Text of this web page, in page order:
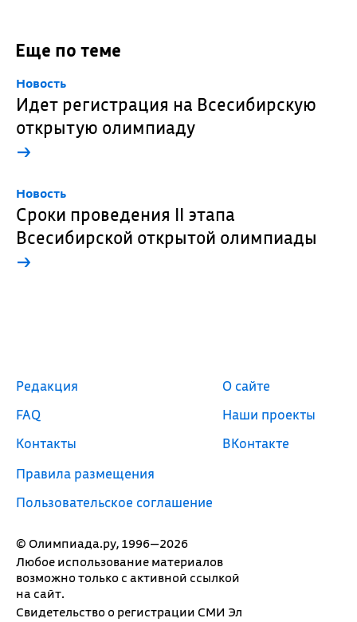
Еще по теме
Новость
Идет регистрация на Всесибирскую
открытую олимпиаду
→
Новость
Сроки проведения II этапа
Всесибирской открытой олимпиады
→
© Олимпиада.ру, 1996—2026
Любое использование материалов
возможно только с активной ссылкой
на сайт.
Свидетельство о регистрации СМИ Эл
Редакция
FAQ
Контакты
Правила размещения
Пользовательское соглашение
О сайте
Наши проекты
ВКонтакте